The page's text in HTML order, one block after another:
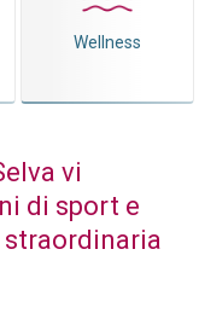
Wellness
vi
di sport e
straordinaria